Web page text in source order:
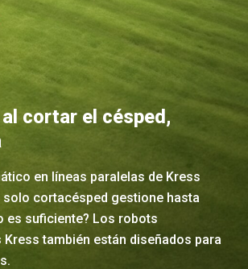
cortar el césped,
en líneas paralelas de Kress
solo cortacésped gestione hasta
es suficiente? Los robots
también están diseñados para